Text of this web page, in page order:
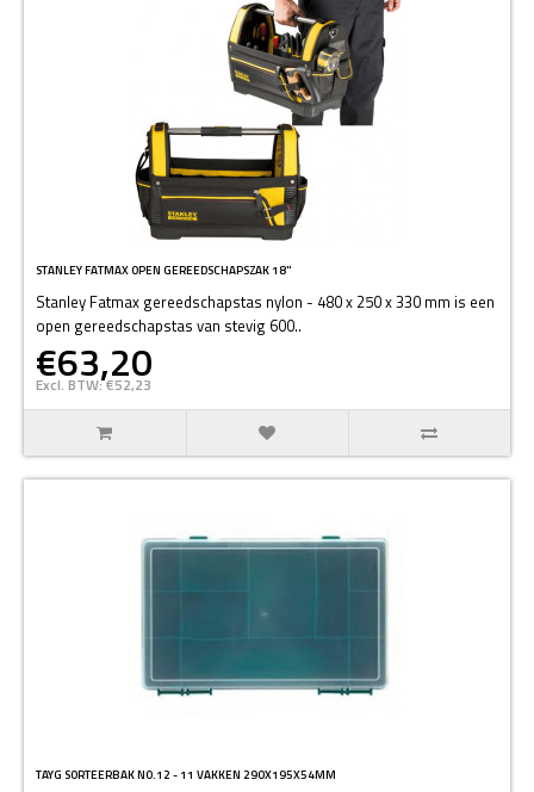
STANLEY FATMAX OPEN GEREEDSCHAPSZAK 18"
Stanley Fatmax gereedschapstas nylon - 480 x 250 x 330 mm is een
open gereedschapstas van stevig 600..
€63,20
Excl. BTW: €52,23
TAYG SORTEERBAK NO.12 - 11 VAKKEN 290X195X54MM